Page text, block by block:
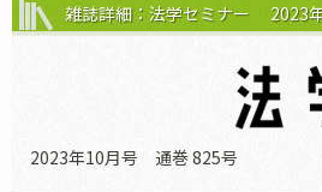
雑誌詳細：法学セミナー 2023
2023年10月号 通巻 825号